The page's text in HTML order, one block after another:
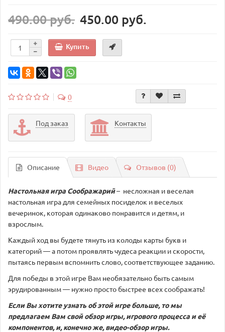
490.00 руб. 450.00 руб.
Купить
0
Под заказ Контакты
Описание Видео Отзывов (0)
Настольная игра Соображарий– несложная и веселая
настольная игра для семейных посиделок и веселых
вечеринок, которая одинаково понравится и детям, и
взрослым.
Каждый ход вы будете тянуть из колоды карты букв и
категорий — а потом проявлять чудеса реакции и скорости,
пытаясь первым вспомнить слово, соответствующее заданию.
Для победы в этой игре Вам необязательно быть самым
эрудированным — нужно просто быстрее всех соображать!
Если Вы хотите узнать об этой игре больше, то мы
предлагаем Вам свой обзор игры, игрового процесса и её
компонентов, и, конечно же, видео-обзор игры.